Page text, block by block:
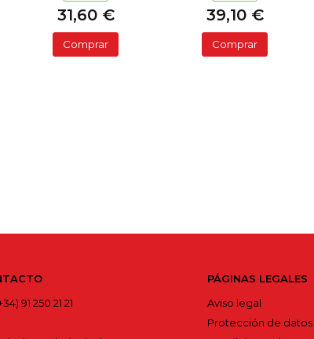
31,60 €
Comprar
39,10 €
Comprar
91 250 21 21
PÁGINAS LEGALES
Aviso legal
Protección de datos